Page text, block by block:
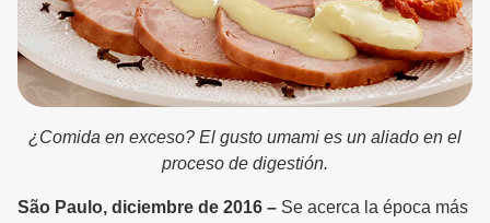
¿Comida en exceso? El gusto umami es un aliado en el
proceso de digestión.
São Paulo, diciembre de 2016 – Se acerca la época más